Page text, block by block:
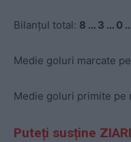
Bilanțul total: 8 … 3 … 0
Medie goluri marcate
Medie goluri primite pe
Puteți susține